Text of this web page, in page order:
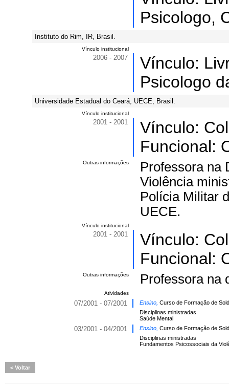
Psicologo,
Instituto do Rim, IR, Brasil.
Vínculo institucional
2006 - 2007
Vínculo:
Psicologo
Universidade Estadual do Ceará, UECE, Brasil.
Vínculo institucional
2001 - 2001
Vínculo:
Funcional:
Outras informações
Professora na
Violência
Polícia Militar
UECE.
Vínculo institucional
2001 - 2001
Vínculo:
Funcional:
Outras informações Professora na
Atividades
07/2001 - 07/2001 Ensino, Curso de Formação de
Disciplinas ministradas
Saúde Mental
03/2001 - 04/2001 Ensino, Curso de Formação de
Disciplinas ministradas
Fundamentos Psicossociais da
Voltar